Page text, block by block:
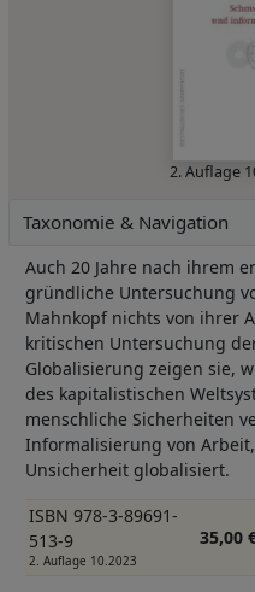
2. Auflage
Taxonomie & Navigation
Auch 20 Jahre nach ihrem
gründliche Untersuchung
Mahnkopf nichts von ihrer
kritischen Untersuchung
Globalisierung zeigen sie,
des kapitalistischen
menschliche Sicherheiten
Informalisierung von
Unsicherheit globalisiert.
ISBN 978-3-89691-
513-9
2. Auflage 10.2023
35,00